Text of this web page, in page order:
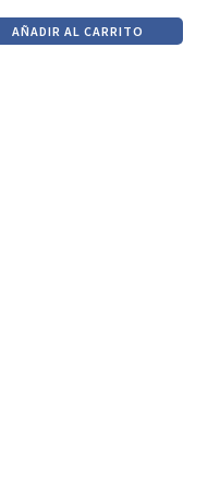
precio
original
precio
actual
AÑADIR AL CARRITO